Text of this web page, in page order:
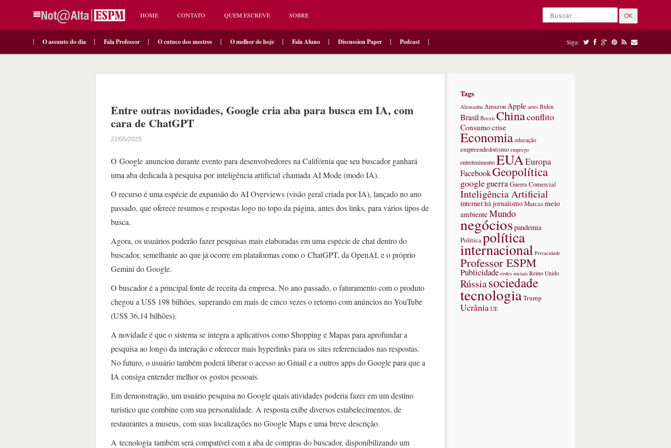
HOME CONTATO QUEM ESCREVE SOBRE OK
O assunto do dia Fala Professor O cutuco dos mestres O melhor de hoje Fala Aluno Discussion Paper Podcast Siga:
Entre outras novidades, Google cria aba para busca em IA, com
cara de ChatGPT
22/05/2025
O Google anunciou durante evento para desenvolvedores na Califórnia que seu buscador ganhará
uma aba dedicada à pesquisa por inteligência artificial chamada AI Mode (modo IA).
O recurso é uma espécie de expansão do AI Overviews (visão geral criada por IA), lançado no ano
passado, que oferece resumos e respostas logo no topo da página, antes dos links, para vários tipos de
busca.
Agora, os usuários poderão fazer pesquisas mais elaboradas em uma espécie de chat dentro do
buscador, semelhante ao que já ocorre em plataformas como o ChatGPT, da OpenAI, e o próprio
Gemini do Google.
O buscador é a principal fonte de receita da empresa. No ano passado, o faturamento com o produto
chegou a US$ 198 bilhões, superando em mais de cinco vezes o retorno com anúncios no YouTube
(US$ 36,14 bilhões).
A novidade é que o sistema se integra a aplicativos como Shopping e Mapas para aprofundar a
pesquisa ao longo da interação e oferecer mais hyperlinks para os sites referenciados nas respostas.
No futuro, o usuário também poderá liberar o acesso ao Gmail e a outros apps do Google para que a
IA consiga entender melhor os gostos pessoais.
Em demonstração, um usuário pesquisa no Google quais atividades poderia fazer em um destino
turístico que combine com sua personalidade. A resposta exibe diversos estabelecimentos, de
restaurantes a museus, com suas localizações no Google Maps e uma breve descrição.
A tecnologia também será compatível com a aba de compras do buscador, disponibilizando um
Tags
Alemanha Amazon Apple artes Biden
Brasil Brexit Chinaconflito
Consumocrise
Economia educação
empreendedorismo emprego
entretenimentoEUAEuropa
FacebookGeopolítica
googleguerraGuerra Comercial
Inteligência Artificial
internetIrãjornalismoMarcasmeio
ambienteMundo
negóciospandemia
Politicapolítica
internacional Privacidade
Professor ESPM
Publicidade redes sociais Reino Unido
Rússiasociedade
tecnologiaTrump
Ucrânia UE